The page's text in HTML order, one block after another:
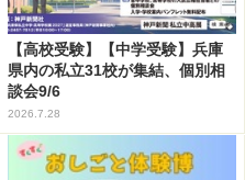
【高校受験】【中学受験】兵庫
県内の私立31校が集結、個別相
談会9/6
2026.7.28